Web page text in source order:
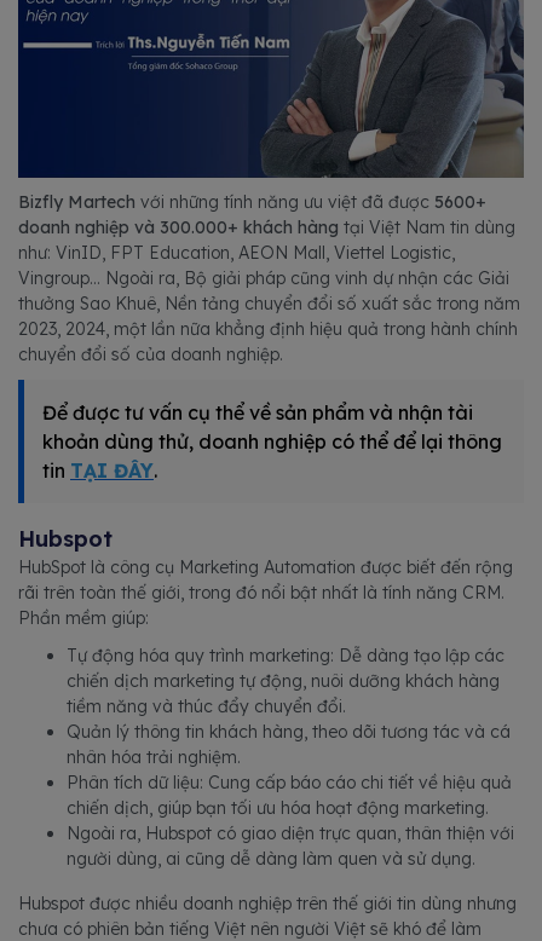
Bizfly Martech với những tính năng ưu việt đã được 5600+
doanh nghiệp và 300.000+ khách hàng tại Việt Nam tin dùng
như: VinID, FPT Education, AEON Mall, Viettel Logistic,
Vingroup… Ngoài ra, Bộ giải pháp cũng vinh dự nhận các Giải
thưởng Sao Khuê, Nền tảng chuyển đổi số xuất sắc trong năm
2023, 2024, một lần nữa khẳng định hiệu quả trong hành chính
chuyển đổi số của doanh nghiệp.
Để được tư vấn cụ thể về sản phẩm và nhận tài
khoản dùng thử, doanh nghiệp có thể để lại thông
tin TẠI ĐÂY.
Hubspot
HubSpot là công cụ Marketing Automation được biết đến rộng
rãi trên toàn thế giới, trong đó nổi bật nhất là tính năng CRM.
Phần mềm giúp:
Tự động hóa quy trình marketing: Dễ dàng tạo lập các
chiến dịch marketing tự động, nuôi dưỡng khách hàng
tiềm năng và thúc đẩy chuyển đổi.
Quản lý thông tin khách hàng, theo dõi tương tác và cá
nhân hóa trải nghiệm.
Phân tích dữ liệu: Cung cấp báo cáo chi tiết về hiệu quả
chiến dịch, giúp bạn tối ưu hóa hoạt động marketing.
Ngoài ra, Hubspot có giao diện trực quan, thân thiện với
người dùng, ai cũng dễ dàng làm quen và sử dụng.
Hubspot được nhiều doanh nghiệp trên thế giới tin dùng nhưng
chưa có phiên bản tiếng Việt nên người Việt sẽ khó để làm